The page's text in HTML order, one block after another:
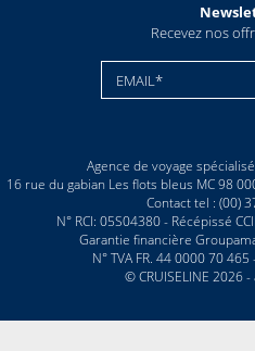
Recevez nos
EMAIL*
Agence de voyage
16 rue du gabian Les flots bleus MC 98
Contact tel : (00)
N° RCI: 05S04380 - Récépissé
Garantie financière
N° TVA FR. 44 0000 70
© CRUISELINE 2026